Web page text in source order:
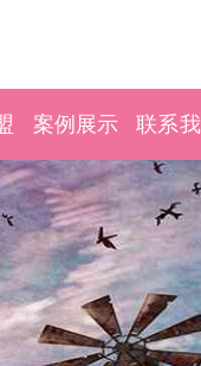
案例展示 联系